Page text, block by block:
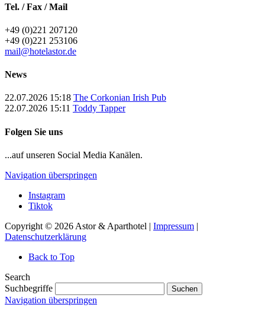
Tel. / Fax / Mail
+49 (0)221 207120
+49 (0)221 253106
mail@hotelastor.de
News
22.07.2026 15:18 The Corkonian Irish Pub
22.07.2026 15:11 Toddy Tapper
Folgen Sie uns
...auf unseren Social Media Kanälen.
Navigation überspringen
Instagram
Tiktok
Copyright © 2026 Astor & Aparthotel | Impressum |
Datenschutzerklärung
Back to Top
Search
Suchbegriffe
Suchen
Navigation überspringen